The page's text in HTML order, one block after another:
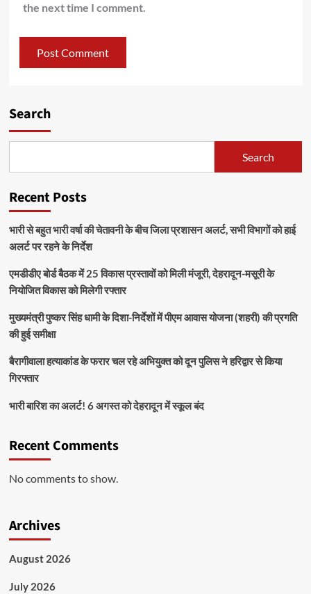
the next time I comment.
Search
Search
Recent Posts
भारी से बहुत भारी वर्षा की चेतावनी के बीच जिला प्रशासन अलर्ट, सभी विभागों को हाई
अलर्ट पर रहने के निर्देश
एमडीडीए बोर्ड बैठक में 25 विकास प्रस्तावों को मिली मंजूरी, देहरादून-मसूरी के
नियोजित विकास को मिलेगी रफ्तार
मुख्यमंत्री पुष्कर सिंह धामी के दिशा-निर्देशों में पीएम आवास योजना (शहरी) की प्रगति
की हुई समीक्षा
बैरागीवाला हत्याकांड के फरार चल रहे अभियुक्त को दून पुलिस ने हरिद्वार से किया
गिरफ्तार
भारी बारिश का अलर्ट! 6 अगस्त को देहरादून में स्कूल बंद
Recent Comments
No comments to show.
Archives
August 2026
July 2026